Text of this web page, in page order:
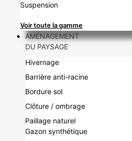
Suspension
Voir toute la gamme
AMÉNAGEMENT
DU PAYSAGE
Hivernage
Barrière anti-racine
Bordure sol
Clôture / ombrage
Paillage naturel
Gazon synthétique